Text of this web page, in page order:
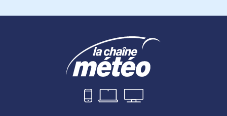
cruelles difficultés économiques, le pays a bénéficié en
est membre de l'Union européenne depuis 1973.